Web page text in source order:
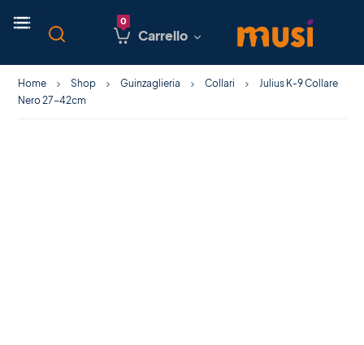
Carrello
Home Shop Guinzaglieria Collari
Julius K-9 Collare
Nero 27-42cm